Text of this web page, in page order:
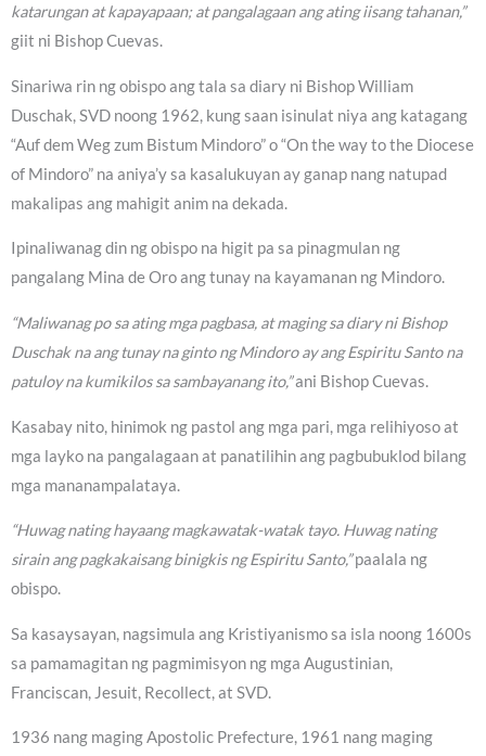
katarungan at kapayapaan; at pangalagaan ang ating iisang tahanan,”
giit ni Bishop Cuevas.
Sinariwa rin ng obispo ang tala sa diary ni Bishop William
Duschak, SVD noong 1962, kung saan isinulat niya ang katagang
“Auf dem Weg zum Bistum Mindoro” o “On the way to the Diocese
of Mindoro” na aniya’y sa kasalukuyan ay ganap nang natupad
makalipas ang mahigit anim na dekada.
Ipinaliwanag din ng obispo na higit pa sa pinagmulan ng
pangalang Mina de Oro ang tunay na kayamanan ng Mindoro.
“Maliwanag po sa ating mga pagbasa, at maging sa diary ni Bishop
Duschak na ang tunay na ginto ng Mindoro ay ang Espiritu Santo na
patuloy na kumikilos sa sambayanang ito,”ani Bishop Cuevas.
Kasabay nito, hinimok ng pastol ang mga pari, mga relihiyoso at
mga layko na pangalagaan at panatilihin ang pagbubuklod bilang
mga mananampalataya.
“Huwag nating hayaang magkawatak-watak tayo. Huwag nating
sirain ang pagkakaisang binigkis ng Espiritu Santo,”paalala ng
obispo.
Sa kasaysayan, nagsimula ang Kristiyanismo sa isla noong 1600s
sa pamamagitan ng pagmimisyon ng mga Augustinian,
Franciscan, Jesuit, Recollect, at SVD.
1936 nang maging Apostolic Prefecture, 1961 nang maging